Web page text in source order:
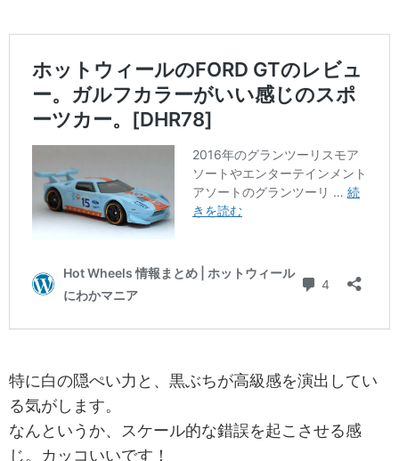
特に白の隠ぺい力と、黒ぶちが高級感を演出してい
る気がします。
なんというか、スケール的な錯誤を起こさせる感
じ。カッコいいです！